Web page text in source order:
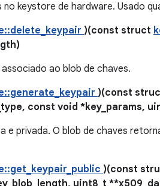
no keystore de hardware. Usado
)(const struct
ao blob de chaves.
)(const
const void *key_params,
e privada. O blob de chaves
)(const
uint8_t